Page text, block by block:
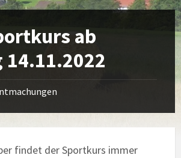
ab
14.11.2022
findet der Sportkurs immer